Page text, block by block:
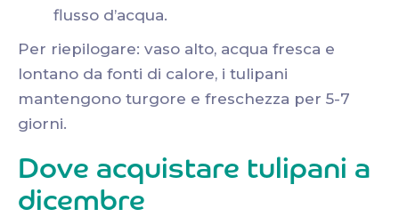
flusso d’acqua.
Per riepilogare: vaso alto, acqua fresca e
lontano da fonti di calore, i tulipani
mantengono turgore e freschezza per 5-7
giorni.
Dove acquistare tulipani a
dicembre